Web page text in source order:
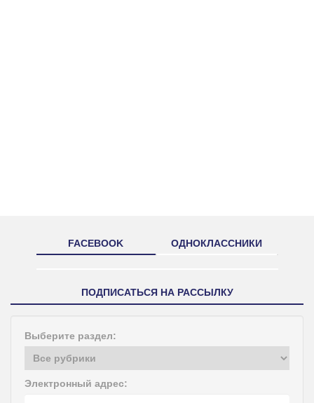
FACEBOOK ОДНОКЛАССНИКИ
ПОДПИСАТЬСЯ НА РАССЫЛКУ
Выберите раздел:
Электронный адрес: